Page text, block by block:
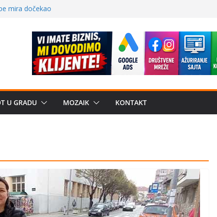
može li
projekat: Gde
i sekularne
Umesto
privatne
U GRADU MOZAIK KONTAKT